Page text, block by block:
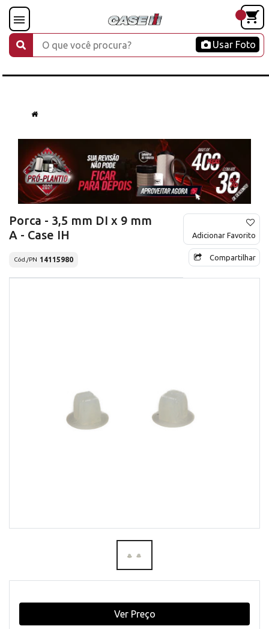
Usar Foto
Porca - 3,5 mm DI x 9 mm
A - Case IH
Cód./PN 14115980
Adicionar Favorito
Compartilhar
Ver Preço